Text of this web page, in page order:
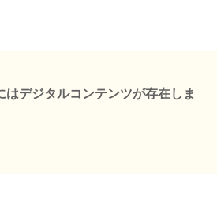
はデジタルコンテンツが存在しま